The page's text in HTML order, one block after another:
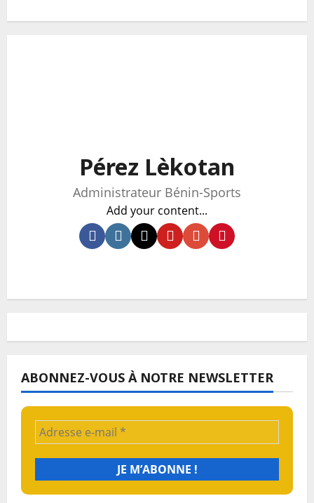
Pérez Lèkotan
Administrateur Bénin-Sports
Add your content...
ABONNEZ-VOUS À NOTRE NEWSLETTER